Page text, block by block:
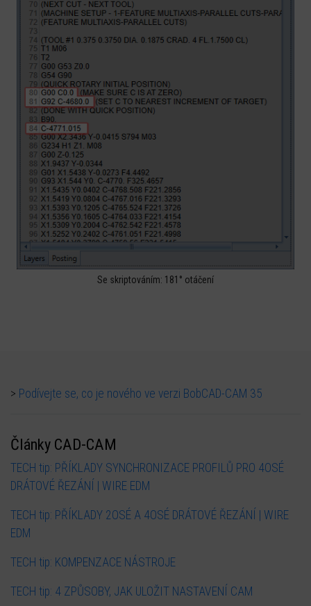
Se skriptováním: 181° otáčení
> Podívejte se, co je nového ve verzi BobCAD-CAM 35
Články CAD-CAM
TECH tip: PŘÍKLADY SYNCHRONIZACE PROFILŮ PRO 4OSÉ
DRÁTOVÉ ŘEZÁNÍ | WIRE EDM
TECH tip: PŘÍKLADY 2OSÉ A 4OSÉ DRÁTOVÉ ŘEZÁNÍ | WIRE
EDM
TECH tip: KOMPENZACE NÁSTROJE
TECH tip: 4 ZPŮSOBY, JAK ULOŽIT NASTAVENÍ CAM